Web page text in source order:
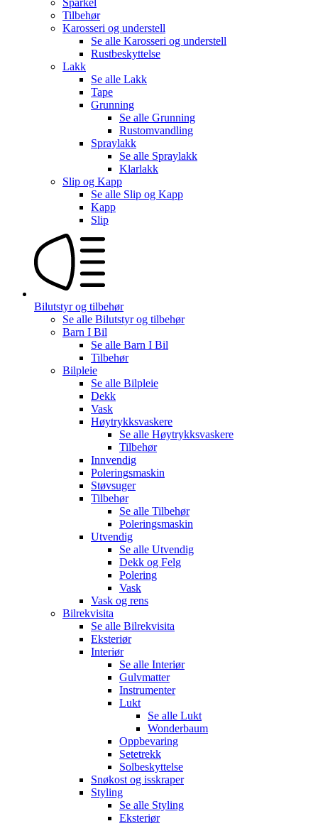
Tilbehør
Karosseri og understell
Se alle Karosseri og understell
Rustbeskyttelse
Lakk
Se alle Lakk
Tape
Grunning
Se alle Grunning
Rustomvandling
Spraylakk
Se alle Spraylakk
Klarlakk
Slip og Kapp
Se alle Slip og Kapp
Kapp
Slip
Bilutstyr og tilbehør
Se alle Bilutstyr og tilbehør
Barn I Bil
Se alle Barn I Bil
Tilbehør
Bilpleie
Se alle Bilpleie
Dekk
Vask
Høytrykksvaskere
Se alle Høytrykksvaskere
Tilbehør
Innvendig
Poleringsmaskin
Støvsuger
Tilbehør
Se alle Tilbehør
Poleringsmaskin
Utvendig
Se alle Utvendig
Dekk og Felg
Polering
Vask
Vask og rens
Bilrekvisita
Se alle Bilrekvisita
Eksteriør
Interiør
Se alle Interiør
Gulvmatter
Instrumenter
Lukt
Se alle Lukt
Wonderbaum
Oppbevaring
Setetrekk
Solbeskyttelse
Snøkost og isskraper
Styling
Se alle Styling
Eksteriør